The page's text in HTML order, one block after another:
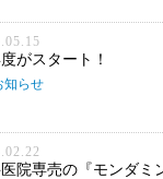
がスタート！
知らせ
院専売の『モンダミ